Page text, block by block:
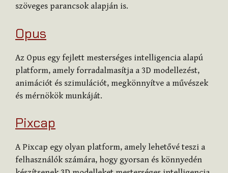
szöveges parancsok alapján is.
Opus
Az Opus egy fejlett mesterséges intelligencia alapú
platform, amely forradalmasítja a 3D modellezést,
animációt és szimulációt, megkönnyítve a művészek
és mérnökök munkáját.
Pixcap
A Pixcap egy olyan platform, amely lehetővé teszi a
felhasználók számára, hogy gyorsan és könnyedén